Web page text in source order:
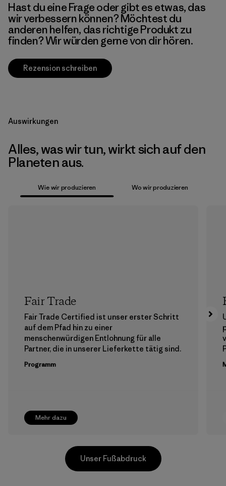
Hast du eine Frage oder gibt es etwas, das
wir verbessern können? Möchtest du
anderen helfen, das richtige Produkt zu
finden? Wir würden gerne von dir hören.
Rezension schreiben
Auswirkungen
Alles, was wir tun, wirkt sich auf den
Planeten aus.
Wie wir produzieren Wo wir produzieren
Mehr dazu
Fair Trade
Fair Trade Certified ist unser erster Schritt
auf dem Pfad hin zu einer
menschenwürdigen Entlohnung für alle
Partner, die in unserer Lieferkette tätig sind.
Programm
Unser Fußabdruck